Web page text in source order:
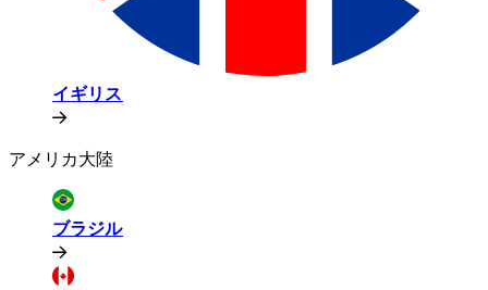
イギリス​​
アメリカ大陸​​
ブラジル​​